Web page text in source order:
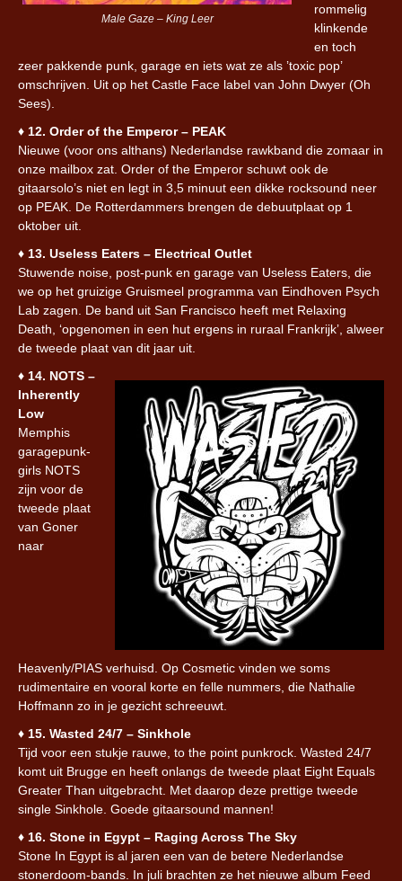
Male Gaze – King Leer
rommelig
klinkende
en toch
zeer pakkende punk, garage en iets wat ze als ’toxic pop’
omschrijven. Uit op het Castle Face label van John Dwyer (Oh
Sees).
♦︎ 12. Order of the Emperor – PEAK
Nieuwe (voor ons althans) Nederlandse rawkband die zomaar in
onze mailbox zat. Order of the Emperor schuwt ook de
gitaarsolo’s niet en legt in 3,5 minuut een dikke rocksound neer
op PEAK. De Rotterdammers brengen de debuutplaat op 1
oktober uit.
♦︎ 13. Useless Eaters – Electrical Outlet
Stuwende noise, post-punk en garage van Useless Eaters, die
we op het gruizige Gruismeel programma van Eindhoven Psych
Lab zagen. De band uit San Francisco heeft met Relaxing
Death, ‘opgenomen in een hut ergens in ruraal Frankrijk’, alweer
de tweede plaat van dit jaar uit.
♦︎ 14. NOTS –
Inherently
Low
Memphis
garagepunk-
girls NOTS
zijn voor de
tweede plaat
van Goner
naar
Heavenly/PIAS verhuisd. Op Cosmetic vinden we soms
rudimentaire en vooral korte en felle nummers, die Nathalie
Hoffmann zo in je gezicht schreeuwt.
♦︎ 15. Wasted 24/7 – Sinkhole
Tijd voor een stukje rauwe, to the point punkrock. Wasted 24/7
komt uit Brugge en heeft onlangs de tweede plaat Eight Equals
Greater Than uitgebracht. Met daarop deze prettige tweede
single Sinkhole. Goede gitaarsound mannen!
♦︎ 16. Stone in Egypt – Raging Across The Sky
Stone In Egypt is al jaren een van de betere Nederlandse
stonerdoom-bands. In juli brachten ze het nieuwe album Feed